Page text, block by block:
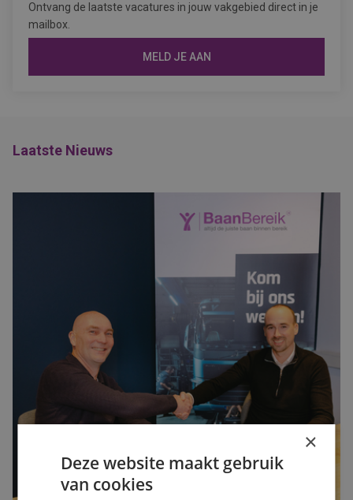
Ontvang de laatste vacatures in jouw vakgebied direct in je
mailbox.
MELD JE AAN
Laatste Nieuws
×
Deze website maakt gebruik
van cookies